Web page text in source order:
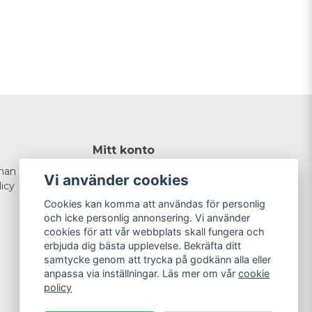
Mitt konto
Logga in
Registrera dig
Glömt lösenord?
Vi använder cookies
Cookies kan komma att användas för personlig
och icke personlig annonsering. Vi använder
cookies för att vår webbplats skall fungera och
erbjuda dig bästa upplevelse. Bekräfta ditt
samtycke genom att trycka på godkänn alla eller
anpassa via inställningar. Läs mer om vårcookie
policy